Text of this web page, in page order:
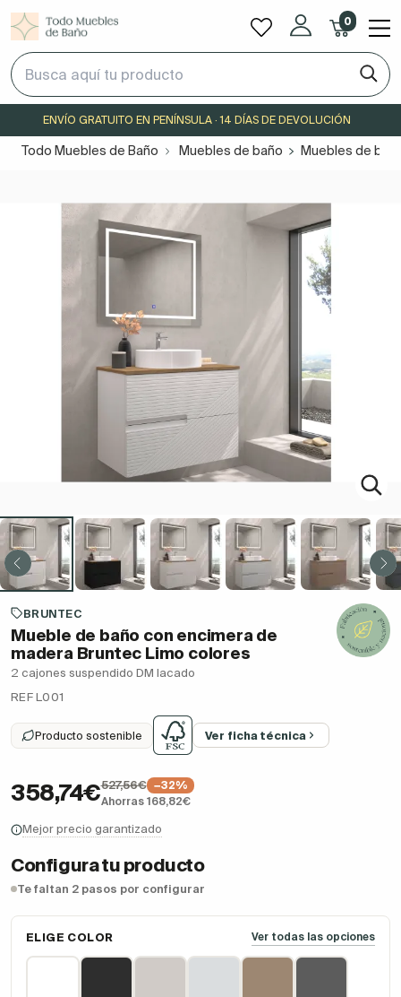
0
ENVÍO GRATUITO EN PENÍNSULA · 14 DÍAS DE DEVOLUCIÓN
Todo Muebles de Baño Muebles de baño Muebles de
BRUNTEC
Mueble de baño con encimera de
madera Bruntec Limo colores
2 cajones suspendido DM lacado
REF L001
Producto sostenible Ver ficha técnica
358,74€527,56€
−32%
Ahorras 168,82€
Mejor precio garantizado
Configura tu producto
Te faltan 2 pasos por configurar
ELIGE COLOR Ver todas las opciones